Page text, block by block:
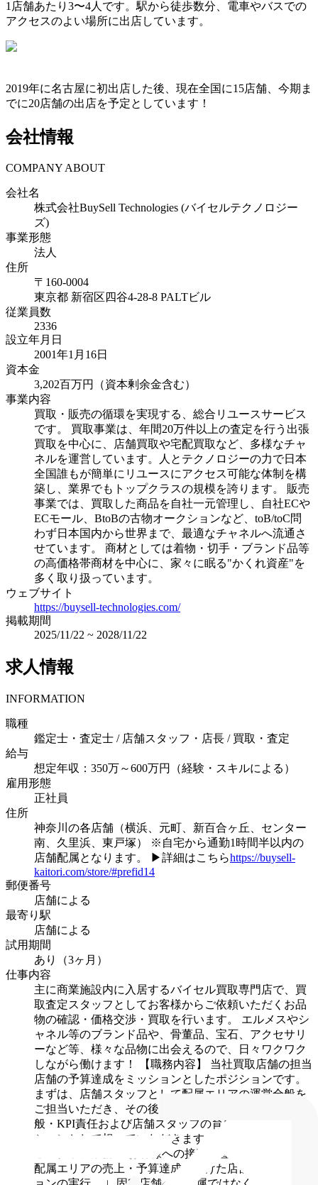
1店舗あたり3〜4人です。駅から徒歩数分、電車やバスでの
アクセスのよい場所に出店しています。
2019年に名古屋に初出店した後、現在全国に15店舗、今期ま
でに20店舗の出店を予定としています！
会社情報
COMPANY ABOUT
会社名
株式会社BuySell Technologies (バイセルテクノロジー
ズ)
事業形態
法人
住所
〒 160-0004
東京都 新宿区四谷4-28-8 PALTビル
従業員数
2336
設立年月日
2001年1月16日
資本金
3,202百万円（資本剰余金含む）
事業内容
買取・販売の循環を実現する、総合リユースサービス
です。 買取事業は、年間20万件以上の査定を行う出張
買取を中心に、店舗買取や宅配買取など、多様なチャ
ネルを運営しています。人とテクノロジーの力で日本
全国誰もが簡単にリユースにアクセス可能な体制を構
築し、業界でもトップクラスの規模を誇ります。 販売
事業では、買取した商品を自社一元管理し、自社ECや
ECモール、BtoBの古物オークションなど、toB/toC問
わず日本国内から世界まで、最適なチャネルへ流通さ
せています。 商材としては着物・切手・ブランド品等
の高価格帯商材を中心に、家々に眠る"かくれ資産"を
多く取り扱っています。
ウェブサイト
https://buysell-technologies.com/
掲載期間
2025/11/22 ~ 2028/11/22
求人情報
INFORMATION
職種
鑑定士・査定士 / 店舗スタッフ・店長 / 買取・査定
給与
想定年収：350万～600万円（経験・スキルによる）
雇用形態
正社員
住所
神奈川の各店舗（横浜、元町、新百合ヶ丘、センター
南、久里浜、東戸塚）
※自宅から通勤1時間半以内の
店舗配属となります。
▶詳細はこちらhttps://buysell-
kaitori.com/store/#prefid14
郵便番号
店舗による
最寄り駅
店舗による
試用期間
あり（3ヶ月）
仕事内容
主に商業施設内に入居するバイセル買取専門店で、買
取査定スタッフとしてお客様からご依頼いただくお品
物の確認・価格交渉・買取を行います。 エルメスやシ
ャネル等のブランド品や、骨董品、宝石、アクセサリ
ーなど等、様々な品物に出会えるので、日々ワクワク
しながら働けます！
【職務内容】
当社買取店舗の担当
店舗の予算達成をミッションとしたポジションです。
まずは、店舗スタッフとして配属エリアの運営全般を
ご担当いただき、その後、店長として自店舗の運営全
般・KPI責任および店舗スタッフの育成をメインミッ
ションとして担っていただきます。
・お客様への接客、査定・買取業務
配属エリアの売上・予算達成にむけた店舗オペレーシ